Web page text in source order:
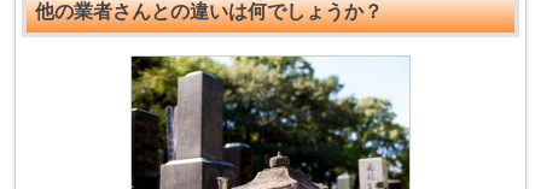
他の業者さんとの違いは何でしょうか？